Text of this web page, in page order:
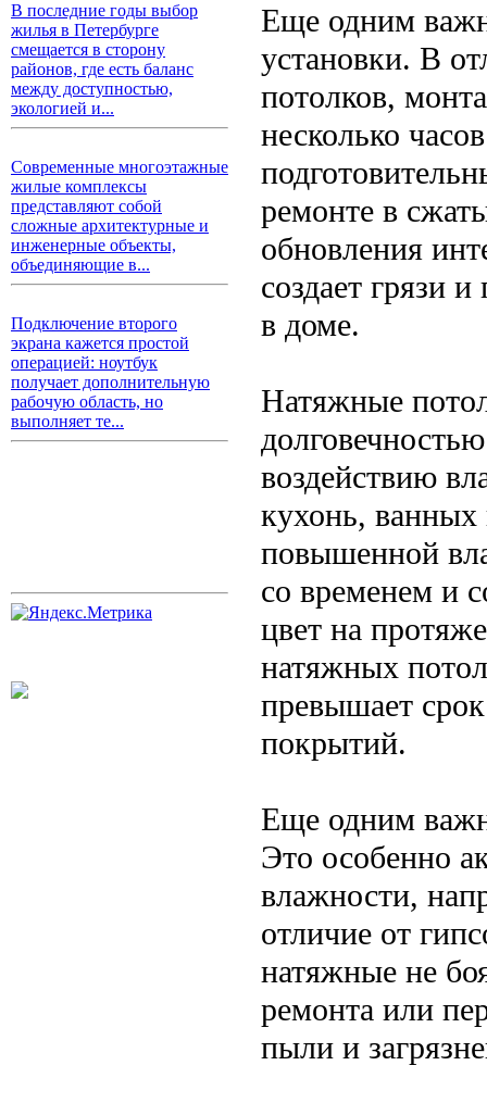
В последние годы выбор
жилья в Петербурге
смещается в сторону
районов, где есть баланс
между доступностью,
экологией и...
Современные многоэтажные
жилые комплексы
представляют собой
сложные архитектурные и
инженерные объекты,
объединяющие в...
Подключение второго
экрана кажется простой
операцией: ноутбук
получает дополнительную
рабочую область, но
выполняет те...
Еще одним
установки. В
потолков,
несколько
ремонте в
обновления
создает грязи
в доме.
Натяжные
воздействию
кухонь,
повышенной
со временем и
цвет на
натяжных
превышает
покрытий.
Еще одним
Это особенно
влажности,
отличие от
натяжные не
ремонта или
пыли и